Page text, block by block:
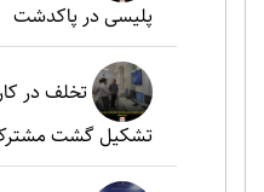
پلیسی در پاکدشت
تخلف در
تشکیل گشت مشترک